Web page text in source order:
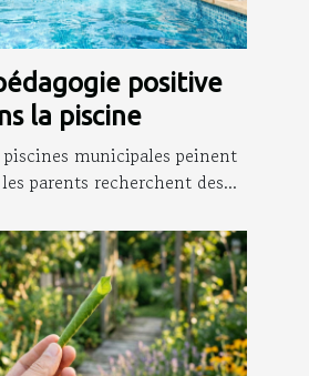
positive
la piscine
piscines municipales peinent
parents recherchent des...